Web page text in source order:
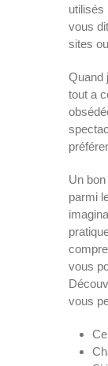
utilisés
vous
sites
Quand
tout a
Un
parmi
vous
vous